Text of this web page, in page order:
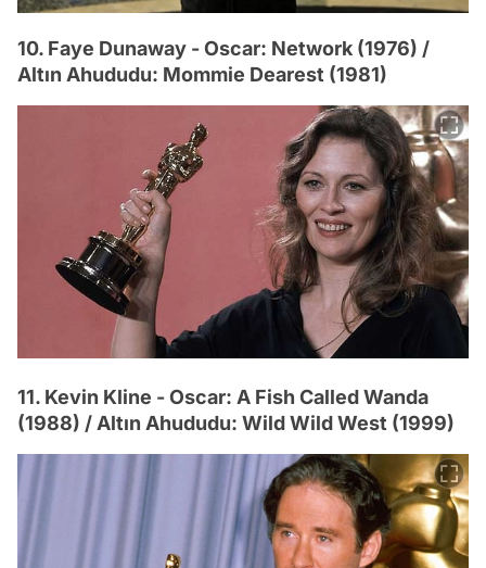
10. Faye Dunaway - Oscar: Network (1976) /
Altın Ahududu: Mommie Dearest (1981)
11. Kevin Kline - Oscar: A Fish Called Wanda
(1988) / Altın Ahududu: Wild Wild West (1999)